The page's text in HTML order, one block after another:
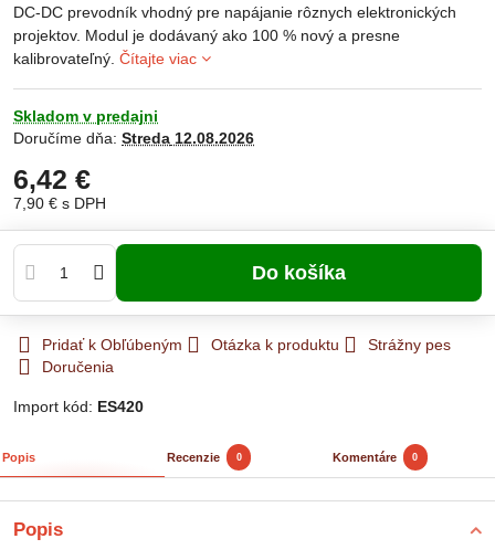
DC-DC prevodník vhodný pre napájanie rôznych elektronických
projektov. Modul je dodávaný ako 100 % nový a presne
kalibrovateľný. Čítajte viac
Skladom v predajni
Doručíme dňa: Streda 12.08.2026
6,42 €
7,90 € s DPH
Do košíka
Pridať k Obľúbeným Otázka k produktu
Strážny pes
Doručenia
Import kód: ES420
Popis Recenzie 0 Komentáre 0
Popis